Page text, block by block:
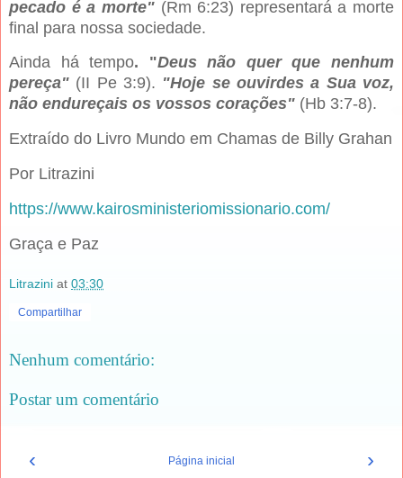
pecado é a morte"(Rm 6:23) representará a morte
final para nossa sociedade.
Ainda há tempo. "Deus não quer que nenhum
pereça" (II Pe 3:9). "Hoje se ouvirdes a Sua voz,
não endureçais os vossos corações" (Hb 3:7-8).
Extraído do Livro Mundo em Chamas de Billy Grahan
Por Litrazini
https://www.kairosministeriomissionario.com/
Graça e Paz
Litrazini at 03:30
Compartilhar
Nenhum comentário:
Postar um comentário
‹ ›
Página inicial